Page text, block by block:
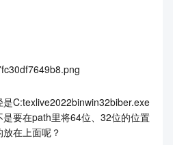
C:texlive2022binwin32biber.exe
要在path里将64位、32位的位置
在上面呢？